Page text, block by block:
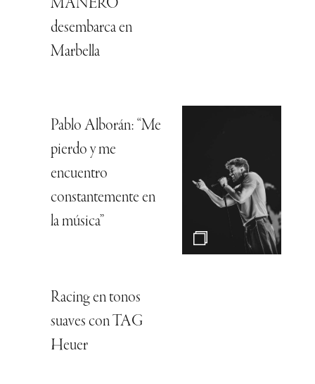
MANERO
desembarca en
Marbella
Pablo Alborán: “Me
pierdo y me
encuentro
constantemente en
la música”
Racing en tonos
suaves con TAG
Heuer